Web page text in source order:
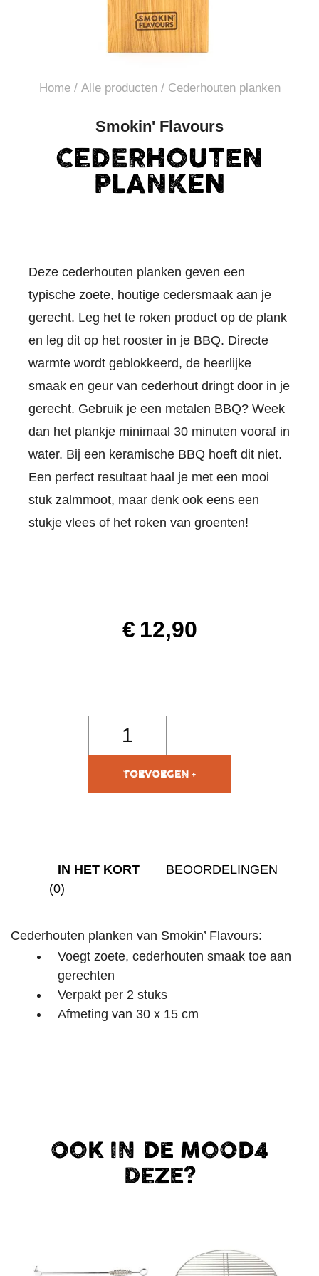
Home/ Alle producten/ Cederhouten planken
Smokin' Flavours
CEDERHOUTEN
PLANKEN
Deze cederhouten planken geven een
typische zoete, houtige cedersmaak aan je
gerecht. Leg het te roken product op de plank
en leg dit op het rooster in je BBQ. Directe
warmte wordt geblokkeerd, de heerlijke
smaak en geur van cederhout dringt door in je
gerecht. Gebruik je een metalen BBQ? Week
dan het plankje minimaal 30 minuten vooraf in
water. Bij een keramische BBQ hoeft dit niet.
Een perfect resultaat haal je met een mooi
stuk zalmmoot, maar denk ook eens een
stukje vlees of het roken van groenten!
€ 12,90
TOEVOEGEN AAN
WINKELWAGEN
IN HET KORT
BEOORDELINGEN
(0)
Cederhouten planken van Smokin’ Flavours:
Voegt zoete, cederhouten smaak toe aan
gerechten
Verpakt per 2 stuks
Afmeting van 30 x 15 cm
OOK IN DE MOOD4
DEZE?